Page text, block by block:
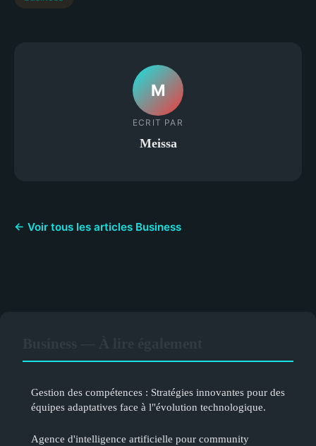
M
ECRIT PAR
Meissa
← Voir tous les articles Business
Gestion des compétences : Stratégies innovantes pour des
équipes adaptatives face à l"évolution technologique.
Agence d'intelligence artificielle pour community